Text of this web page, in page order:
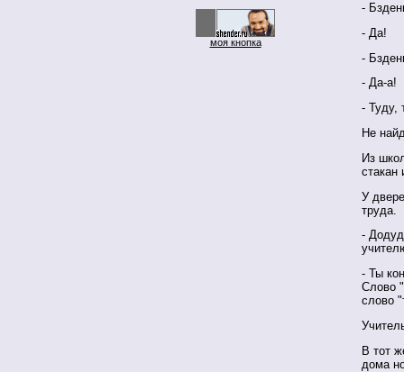
моя кнопка
-
- Да!
-
- Да-а!
- Туду,
Не
Из
стакан
У
труда.
-
- Ты
Слово
слово
В тот
дома